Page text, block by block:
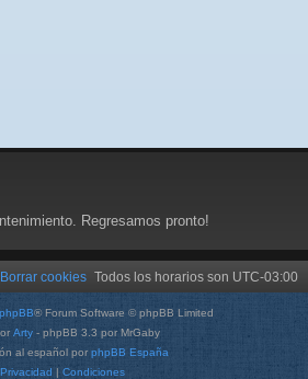
Regresamos pronto!
Todos los horarios son UTC-03:00
Borrar cookies
phpBB® Forum Software © phpBB Limited
Arty - phpBB 3.3 por MrGaby
al español por phpBB España
Privacidad | Condiciones